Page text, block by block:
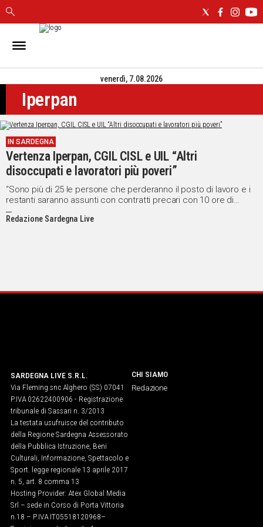
IN
CAGLIARI
SASSARI
NUORO
ORISTANO
SULCIS
GALLURA
OGLIASTRA
MEDIO
CAMPIDANO
ITALIA
VIDEO
Vai
UNISCITI
AL CANALE
WHATSAPP
venerdì, 7.08.2026
Iperpan
IN SARDEGNA
Vertenza Iperpan, CGIL CISL e UIL “Altri
disoccupati e lavoratori più poveri”
“Sono più di 25 le persone che perderanno il posto di lavoro e i
restanti saranno assunti con contratti precari con 10 ore di
lavoro in meno a settimana”
Redazione Sardegna Live
SARDEGNA LIVE S.R.L.
Via Fleming snc Alghero (SS) 07041
P.IVA 02622400906 - Registrazione
tribunale di Sassari n. 3/2013
La testata usufruisce del contributo
della Regione Sardegna Assessorato
della Pubblica Istruzione, Beni
Culturali, Informazione, Spettacolo e
Sport. legge regionale 13 aprile 2017
n. 5, art. 8 comma 13
Hosting Provider: Atex Global Media
Srl – sede in Corso di Porta Vittoria
n.18 – P.IVA IT05518120968​–
CHI SIAMO
Redazione